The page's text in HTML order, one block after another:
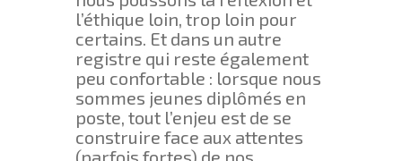
l’éthique loin, trop loin pour
certains. Et dans un autre
registre qui reste également
peu confortable : lorsque nous
sommes jeunes diplômés en
poste, tout l’enjeu est de se
construire face aux attentes
(parfois fortes) de nos